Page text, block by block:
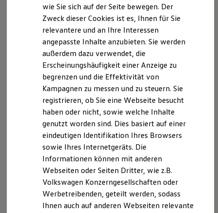
Fahrerassistenz- und Sicherheitssysteme
Kontrollleuchten
Kurzfahrprofile und Ölverdünnung
XTL-Dieselkraftstoff
Ersatzteile und Betriebsflüssigkeiten
Original Zubehör und Lifestyle Produkte
myVolkswagen
myVolkswagen Business
Elektrisch & Autonom
Elektro - & Hybridfahrzeuge
Unser Ansatz
Klimafreundlicher Strom
Reichweite & Ladelösungen
Reichweitensimulator
Ladezeitensimulator
Ladelösungen für Privatkunden
Ladelösungen für Gewerbekunden
Wallbox und Ladekabel
Förderung & Kosten der Elektrofahrzeuge
Fördermöglichkeiten für Privatkunden
Fördermöglichkeiten für Gewerbekunden
wie Sie sich auf der Seite bewegen. Der
Zweck dieser Cookies ist es, Ihnen für Sie
relevantere und an Ihre Interessen
angepasste Inhalte anzubieten. Sie werden
außerdem dazu verwendet, die
Erscheinungshäufigkeit einer Anzeige zu
begrenzen und die Effektivität von
Kampagnen zu messen und zu steuern. Sie
registrieren, ob Sie eine Webseite besucht
haben oder nicht, sowie welche Inhalte
genutzt worden sind. Dies basiert auf einer
eindeutigen Identifikation Ihres Browsers
sowie Ihres Internetgeräts. Die
Informationen können mit anderen
Webseiten oder Seiten Dritter, wie z.B.
Volkswagen Konzerngesellschaften oder
Werbetreibenden, geteilt werden, sodass
Ihnen auch auf anderen Webseiten relevante